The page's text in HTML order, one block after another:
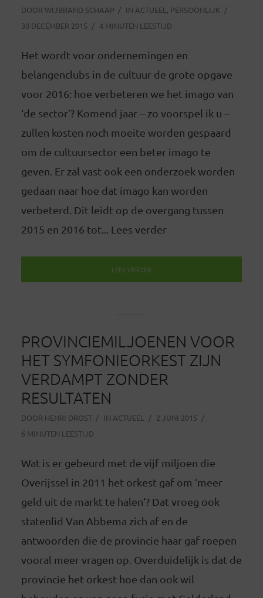
DOOR WIJBRAND SCHAAP IN ACTUEEL , PERSOONLIJK
30 DECEMBER 2015
4 MINUTEN LEESTIJD
Het wordt voor ondernemingen en
belangenclubs in de cultuur de grote opgave
voor 2016: hoe verbeteren we het imago van
‘de sector’? Komend jaar – zo voorspel ik u –
zullen kosten noch moeite worden gespaard
om de cultuursector een beter imago te
geven. Er zal vast ook een onderzoek worden
gedaan naar hoe dat imago kan worden
verbeterd. Dit leidt op de overgang tussen
2015 en 2016 tot... Lees verder
LEES VERDER
PROVINCIEMILJOENEN VOOR
HET SYMFONIEORKEST ZIJN
VERDAMPT ZONDER
RESULTATEN
DOOR HENRI DROST IN ACTUEEL
2 JUNI 2015
6 MINUTEN LEESTIJD
Wat is er gebeurd met de vijf miljoen die
Overijssel in 2011 het orkest gaf om ‘meer
geld uit de markt te halen’? Dat vroeg ook
statenlid Van Abbema zich af en de
antwoorden die de provincie haar gaf roepen
vooral meer vragen op. Overduidelijk is dat de
provincie het orkest hoe dan ook wil